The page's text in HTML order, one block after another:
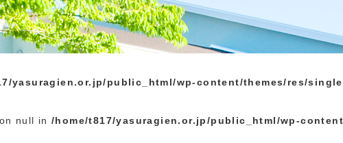
yasuragien.or.jp/public_html/wp-content/themes/res/
null in/home/t817/yasuragien.or.jp/public_html/wp-